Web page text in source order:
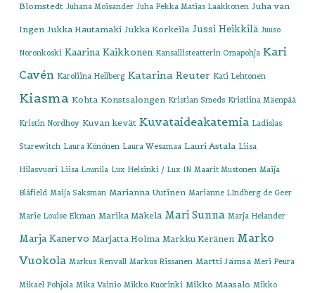
Blomstedt Juhana Moisander Juha Pekka Matias Laakkonen Juha van
Ingen Jukka Hautamäki Jukka Korkeila Jussi Heikkilä Juuso
Noronkoski Kaarina Kaikkonen Kansallisteatterin Omapohja Kari
Cavén Karoliina Hellberg Katarina Reuter Kati Lehtonen
Kiasma Kohta Konstsalongen Kristian Smeds Kristiina Mäenpää
Kristin Nordhoy Kuvan kevät Kuvataideakatemia Ladislas
Starewitch Laura Könönen Laura Wesamaa Lauri Astala Liisa
Hilasvuori Liisa Lounila Lux Helsinki / Lux IN Maarit Mustonen Maija
Blåfield Maija Saksman Marianna Uutinen Marianne LIndberg de Geer
Marie Louise Ekman Marika Mäkelä Mari Sunna Marja Helander
Marja Kanervo Marjatta Holma Markku Keränen Marko
Vuokola Markus Renvall Markus Rissanen Martti Jämsä Meri Peura
Mikael Pohjola Mika Vainio Mikko Kuorinki Mikko Maasalo Mikko